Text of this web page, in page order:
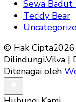
Sewa Badut
Teddy Bear
© Hak Cipta2026
Dilindungi.Vilva |
Ditenagai oleh